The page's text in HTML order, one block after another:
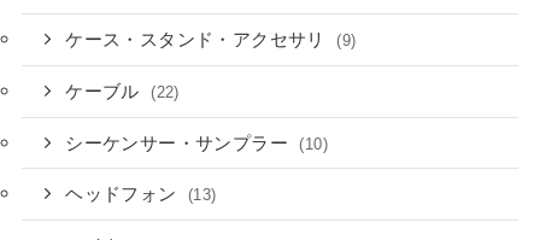
ケース・スタンド・アクセサリ (9)
ケーブル (22)
シーケンサー・サンプラー (10)
ヘッドフォン (13)